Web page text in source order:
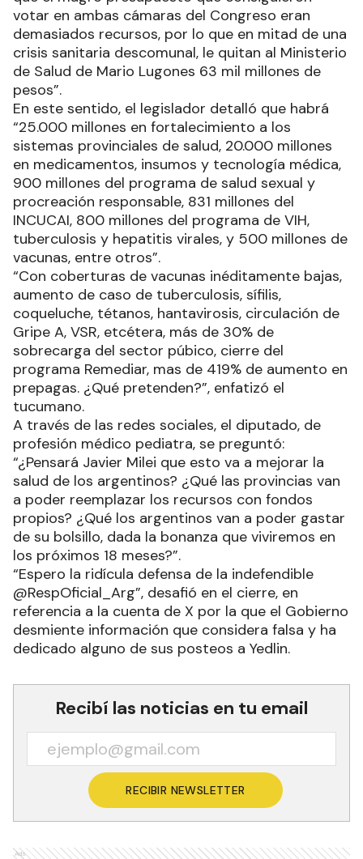
votar en ambas cámaras del Congreso eran
demasiados recursos, por lo que en mitad de una
crisis sanitaria descomunal, le quitan al Ministerio
de Salud de Mario Lugones 63 mil millones de
pesos”.
En este sentido, el legislador detalló que habrá
“25.000 millones en fortalecimiento a los
sistemas provinciales de salud, 20.000 millones
en medicamentos, insumos y tecnología médica,
900 millones del programa de salud sexual y
procreación responsable, 831 millones del
INCUCAI, 800 millones del programa de VIH,
tuberculosis y hepatitis virales, y 500 millones de
vacunas, entre otros”.
“Con coberturas de vacunas inéditamente bajas,
aumento de caso de tuberculosis, sífilis,
coqueluche, tétanos, hantavirosis, circulación de
Gripe A, VSR, etcétera, más de 30% de
sobrecarga del sector púbico, cierre del
programa Remediar, mas de 419% de aumento en
prepagas. ¿Qué pretenden?”, enfatizó el
tucumano.
A través de las redes sociales, el diputado, de
profesión médico pediatra, se preguntó:
“¿Pensará Javier Milei que esto va a mejorar la
salud de los argentinos? ¿Qué las provincias van
a poder reemplazar los recursos con fondos
propios? ¿Qué los argentinos van a poder gastar
de su bolsillo, dada la bonanza que viviremos en
los próximos 18 meses?”.
“Espero la ridícula defensa de la indefendible
@RespOficial_Arg”, desafió en el cierre, en
referencia a la cuenta de X por la que el Gobierno
desmiente información que considera falsa y ha
dedicado alguno de sus posteos a Yedlin.
Recibí las noticias en tu email
RECIBIR NEWSLETTER
Ads